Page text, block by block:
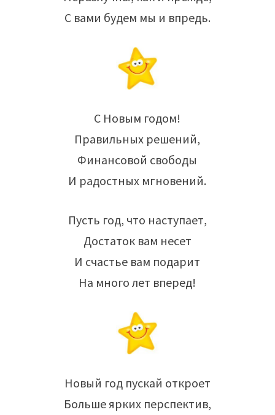
С вами будем мы и впредь.
С Новым годом!
Правильных решений,
Финансовой свободы
И радостных мгновений.
Пусть год, что наступает,
Достаток вам несет
И счастье вам подарит
На много лет вперед!
Новый год пускай откроет
Больше ярких перспектив,